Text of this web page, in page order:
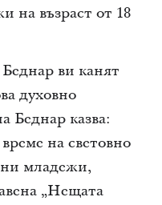
на възраст от 18
ви канят
духовно
Беднар казва:
на световно
младежи,
„Нещата